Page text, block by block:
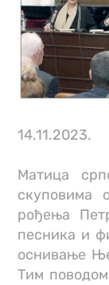
14.11.2023.
Матица
скуповима
рођења
песника и
оснивање
Тим